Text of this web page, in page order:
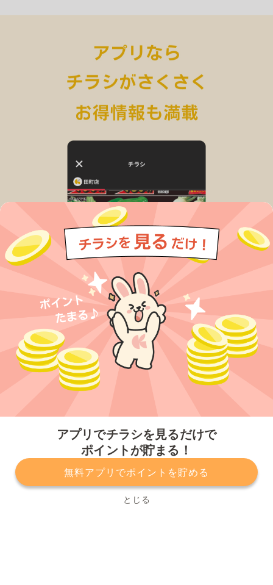
アプリでチラシを見るだけで
ポイントが貯まる！
無料アプリでポイントを貯める
とじる
プライバシーポリシー 利用規約
運営会社
サービスに関してのお問い合わせ